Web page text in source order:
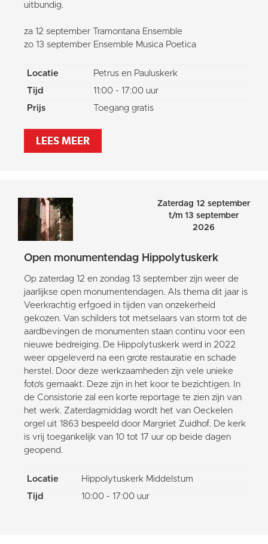
uitbundig.
za 12 september Tramontana Ensemble
zo 13 september Ensemble Musica Poetica
Locatie
Petrus en Pauluskerk
Tijd
11:00 - 17:00 uur
Prijs
Toegang gratis
LEES MEER
Zaterdag 12 september
t/m 13 september
2026
Open monumentendag Hippolytuskerk
Op zaterdag 12 en zondag 13 september zijn weer de
jaarlijkse open monumentendagen. Als thema dit jaar is
Veerkrachtig erfgoed in tijden van onzekerheid
gekozen. Van schilders tot metselaars van storm tot de
aardbevingen de monumenten staan continu voor een
nieuwe bedreiging. De Hippolytuskerk werd in 2022
weer opgeleverd na een grote restauratie en schade
herstel. Door deze werkzaamheden zijn vele unieke
foto’s gemaakt. Deze zijn in het koor te bezichtigen. In
de Consistorie zal een korte reportage te zien zijn van
het werk. Zaterdagmiddag wordt het van Oeckelen
orgel uit 1863 bespeeld door Margriet Zuidhof. De kerk
is vrij toegankelijk van 10 tot 17 uur op beide dagen
geopend.
Locatie
Hippolytuskerk Middelstum
Tijd
10:00 - 17:00 uur